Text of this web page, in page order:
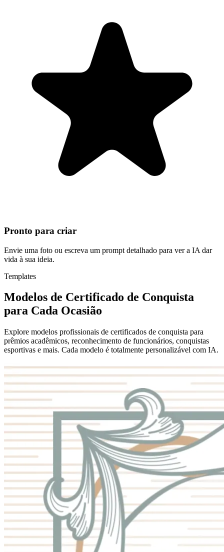
Pronto para criar
Envie uma foto ou escreva um prompt detalhado para ver a IA dar
vida à sua ideia.
Templates
Modelos de Certificado de Conquista
para Cada Ocasião
Explore modelos profissionais de certificados de conquista para
prêmios acadêmicos, reconhecimento de funcionários, conquistas
esportivas e mais. Cada modelo é totalmente personalizável com IA.